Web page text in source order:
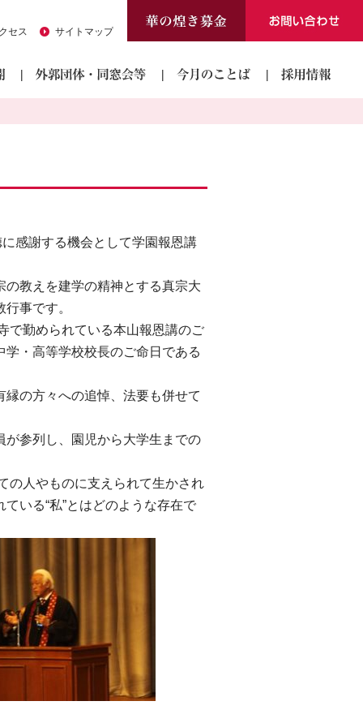
セス サイトマップ
感謝する機会として学園報恩講
教えを建学の精神とする真宗大
事です。
で勤められている本山報恩講のご
・高等学校校長のご命日である
の方々への追悼、法要も併せて
参列し、園児から大学生までの
の人やものに支えられて生かされ
いる“私”とはどのような存在で